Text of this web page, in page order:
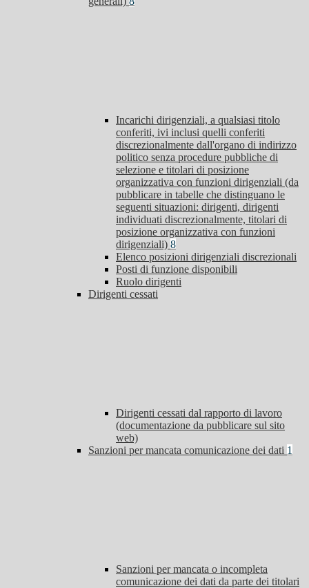
Incarichi dirigenziali, a qualsiasi titolo
conferiti, ivi inclusi quelli conferiti
discrezionalmente dall'organo di indirizzo
politico senza procedure pubbliche di
selezione e titolari di posizione
organizzativa con funzioni dirigenziali (da
pubblicare in tabelle che distinguano le
seguenti situazioni: dirigenti, dirigenti
individuati discrezionalmente, titolari di
posizione organizzativa con funzioni
dirigenziali) 8
Elenco posizioni dirigenziali discrezionali
Posti di funzione disponibili
Ruolo dirigenti
Dirigenti cessati
Dirigenti cessati dal rapporto di lavoro
(documentazione da pubblicare sul sito
web)
Sanzioni per mancata comunicazione dei dati 1
Sanzioni per mancata o incompleta
comunicazione dei dati da parte dei titolari